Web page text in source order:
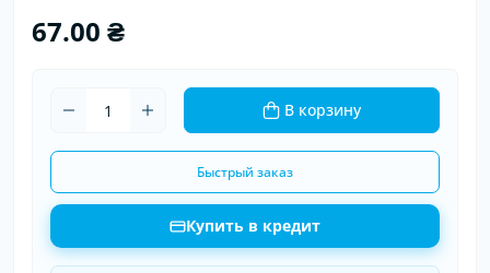
67.00 ₴
В корзину
Быстрый заказ
Купить в кредит